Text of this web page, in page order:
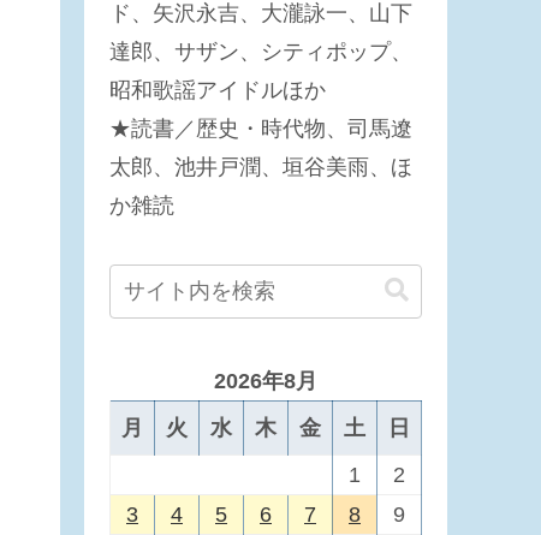
ド、矢沢永吉、大瀧詠一、山下
達郎、サザン、シティポップ、
昭和歌謡アイドルほか
★読書／歴史・時代物、司馬遼
太郎、池井戸潤、垣谷美雨、ほ
か雑読
2026年8月
月
火 水 木 金 土
日
1
2
3
4 5 6 7 8
9